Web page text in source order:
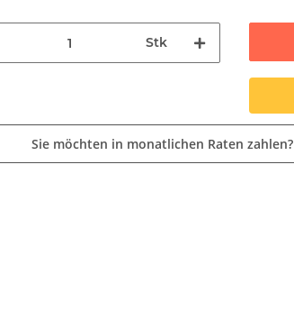
Stk
Sie möchten in monatlichen Raten zahlen?